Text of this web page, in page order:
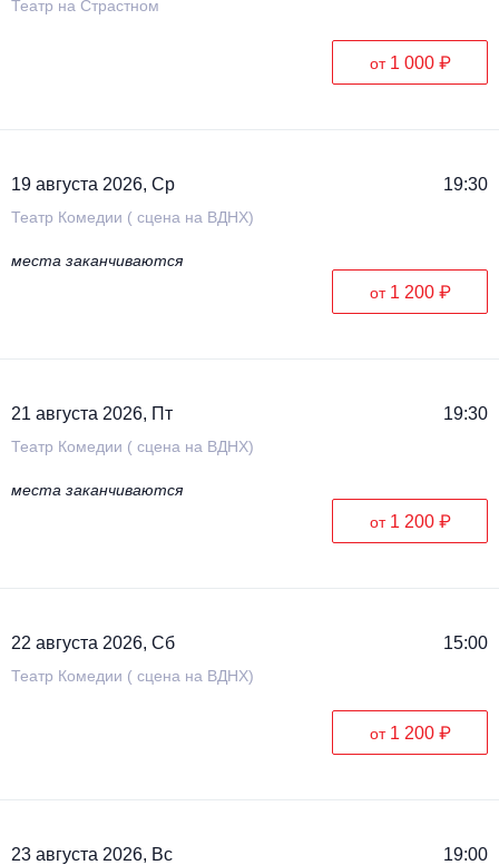
Театр на Страстном
от 1 000 ₽
19 августа 2026, Ср 19:30
Театр Комедии ( сцена на ВДНХ)
места заканчиваются
от 1 200 ₽
21 августа 2026, Пт 19:30
Театр Комедии ( сцена на ВДНХ)
места заканчиваются
от 1 200 ₽
22 августа 2026, Сб 15:00
Театр Комедии ( сцена на ВДНХ)
от 1 200 ₽
23 августа 2026, Вс 19:00